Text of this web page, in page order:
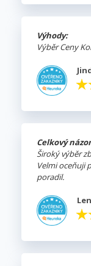
Výhody:
Výběr Ceny
Celkový
Široký výběr
Velmi oceňuji
poradil.